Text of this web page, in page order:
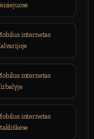
internetas
internetas
internetas